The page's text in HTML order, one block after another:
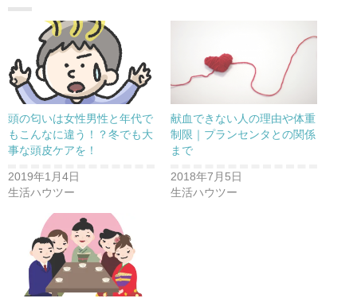
t
共
有
(
新
し
い
ウ
ィ
ン
ド
ウ
開
き
ま
す
有
す
る
に
は
ク
ク
し
て
く
だ
さ
い
新
し
い
ウ
ド
ウ
で
開
き
ま
す
)
l
e
+
で
共
有
新
し
い
ウ
ィ
ン
ド
ウ
頭の匂いは女性男性と年代で
もこんなに違う！？冬でも大
事な頭皮ケアを！
2019年1月4日
生活ハウツー
献血できない人の理由や体重
制限｜プランセンタとの関係
まで
2018年7月5日
生活ハウツー